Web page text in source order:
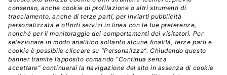
“Abbiamo messo insieme due set di dati indipendenti
con un totale di 134 pazienti(92 casi nel primo set di
dati, 42 nel secondo set di test indipendente) –
spiegano la professoressa Sala e la dottoressa Mireia
Crispin Ortuzar di Cambridge –. Per tutte le pazienti